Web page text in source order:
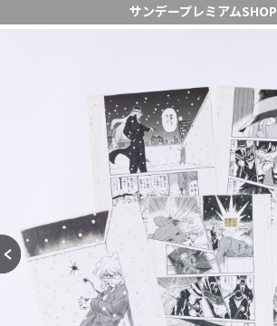
サンデープレミアムSHOP